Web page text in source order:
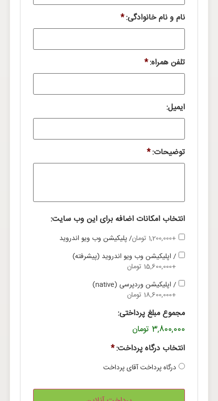
نام و نام خانوادگی:*
تلفن همراه:*
ایمیل:
توضیحات:*
انتخاب امکانات اضافه برای این وب سایت:
/ پلیکیشن وب ویو اندروید
+1,200,000 تومان
/ اپلیکیشن وب ویو اندروید (پیشرفته)
+15,600,000 تومان
/ اپلیکیشن وردپرسی (native)
+18,600,000 تومان
مجموع مبلغ پرداختی:
3,800,000 تومان
انتخاب درگاه پرداخت:*
درگاه پرداخت آقای پرداخت